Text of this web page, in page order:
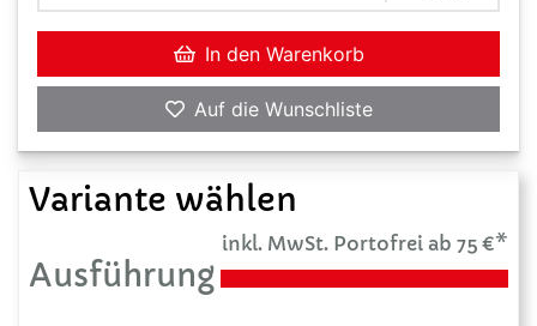
In den Warenkorb
Auf die Wunschliste
Variante wählen
inkl. MwSt. Portofrei ab 75 €*
Ausführung